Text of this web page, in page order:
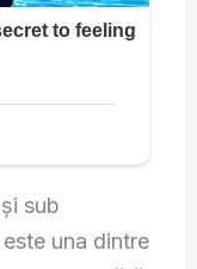
sub
este una dintre